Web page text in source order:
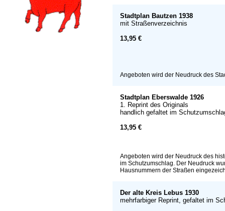
Stadtplan Bautzen 1938
mit Straßenverzeichnis
13,95 €
Angeboten wird der Neudruck des
Stadtplan Eberswalde 1926
1. Reprint des Originals
handlich gefaltet im
13,95 €
Angeboten wird der Neudruck des
im Schutzumschlag. Der Neudruck
Hausnummern der Straßen
Der alte Kreis Lebus 1930
mehrfarbiger Reprint, gefaltet im